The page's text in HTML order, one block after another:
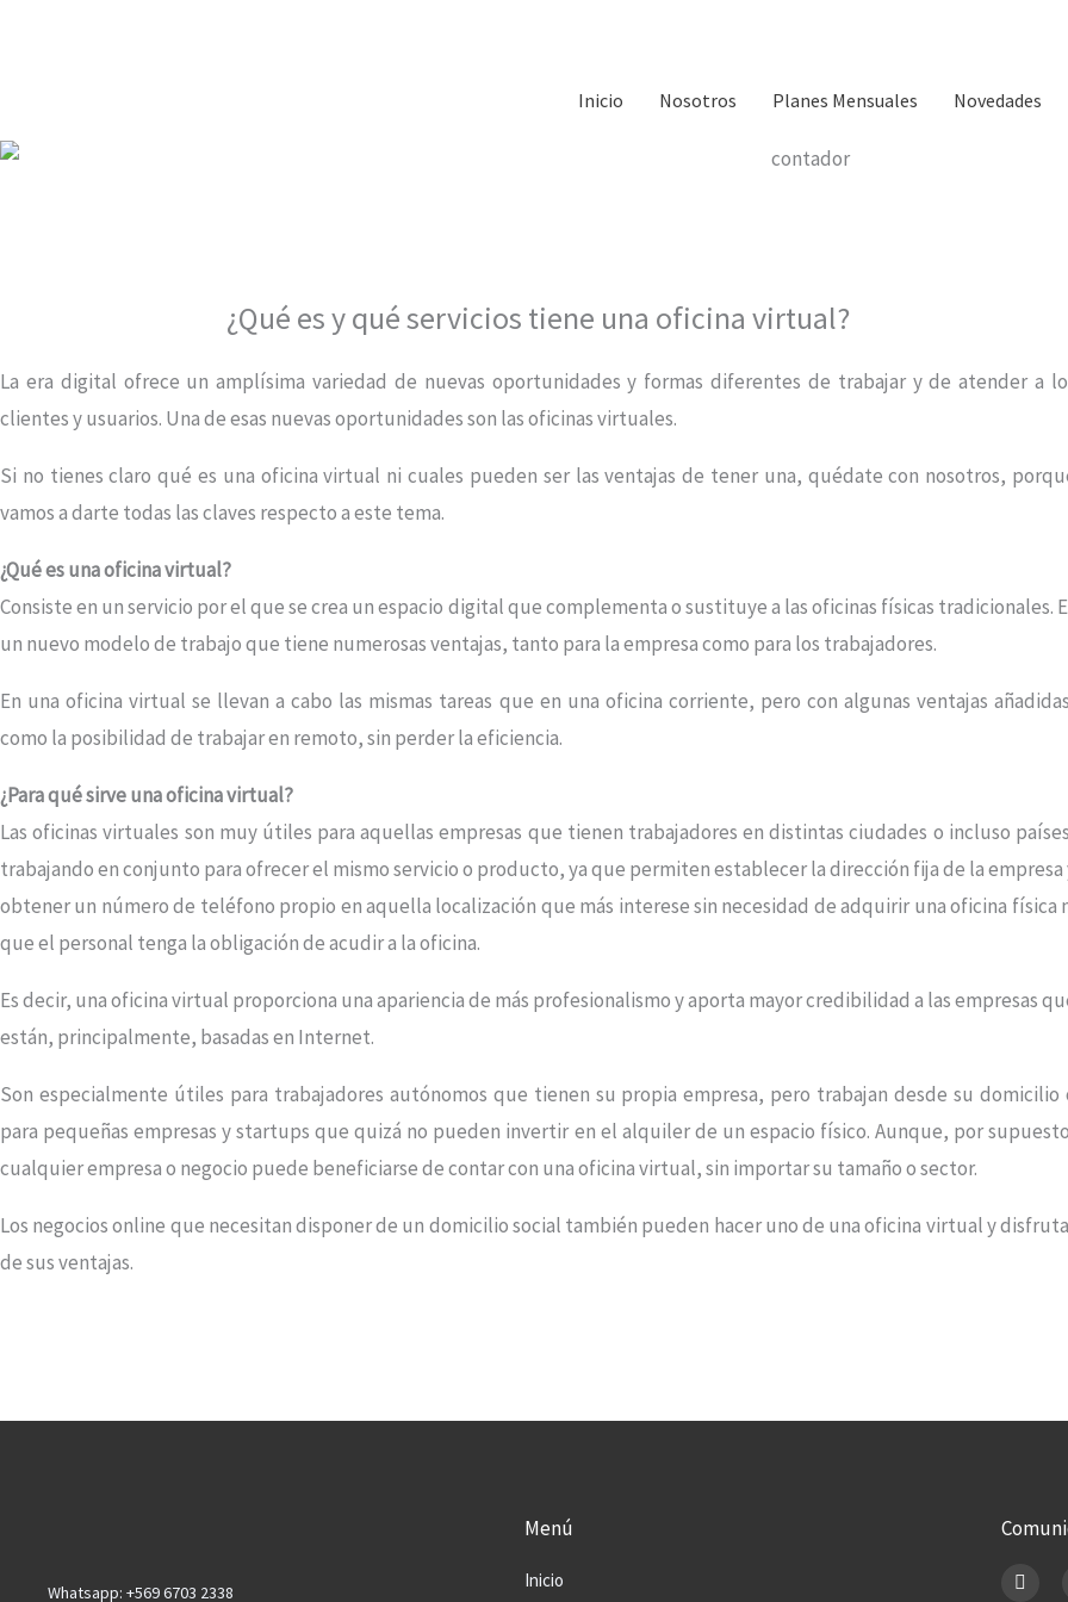
Inicio Nosotros Planes Mensuales Novedades
¿Qué es y qué servicios tiene una oficina virtual?
La era digital ofrece un amplísima variedad de nuevas oportunidades y formas diferentes de trabajar y de atender a
clientes y usuarios. Una de esas nuevas oportunidades son las oficinas virtuales.
Si no tienes claro qué es una oficina virtual ni cuales pueden ser las ventajas de tener una, quédate con nosotros,
vamos a darte todas las claves respecto a este tema.
¿Qué es una oficina virtual?
Consiste en un servicio por el que se crea un espacio digital que complementa o sustituye a las oficinas físicas tradicionales.
un nuevo modelo de trabajo que tiene numerosas ventajas, tanto para la empresa como para los trabajadores.
En una oficina virtual se llevan a cabo las mismas tareas que en una oficina corriente, pero con algunas ventajas
como la posibilidad de trabajar en remoto, sin perder la eficiencia.
¿Para qué sirve una oficina virtual?
Las oficinas virtuales son muy útiles para aquellas empresas que tienen trabajadores en distintas ciudades o incluso
trabajando en conjunto para ofrecer el mismo servicio o producto, ya que permiten establecer la dirección fija de la empresa
obtener un número de teléfono propio en aquella localización que más interese sin necesidad de adquirir una oficina física
que el personal tenga la obligación de acudir a la oficina.
Es decir, una oficina virtual proporciona una apariencia de más profesionalismo y aporta mayor credibilidad a las empresas
están, principalmente, basadas en Internet.
Son especialmente útiles para trabajadores autónomos que tienen su propia empresa, pero trabajan desde su domicilio
para pequeñas empresas y startups que quizá no pueden invertir en el alquiler de un espacio físico. Aunque, por
cualquier empresa o negocio puede beneficiarse de contar con una oficina virtual, sin importar su tamaño o sector.
Los negocios online que necesitan disponer de un domicilio social también pueden hacer uno de una oficina virtual y
de sus ventajas.
Whatsapp: +569 6703 2338
Menú
Inicio
F
a